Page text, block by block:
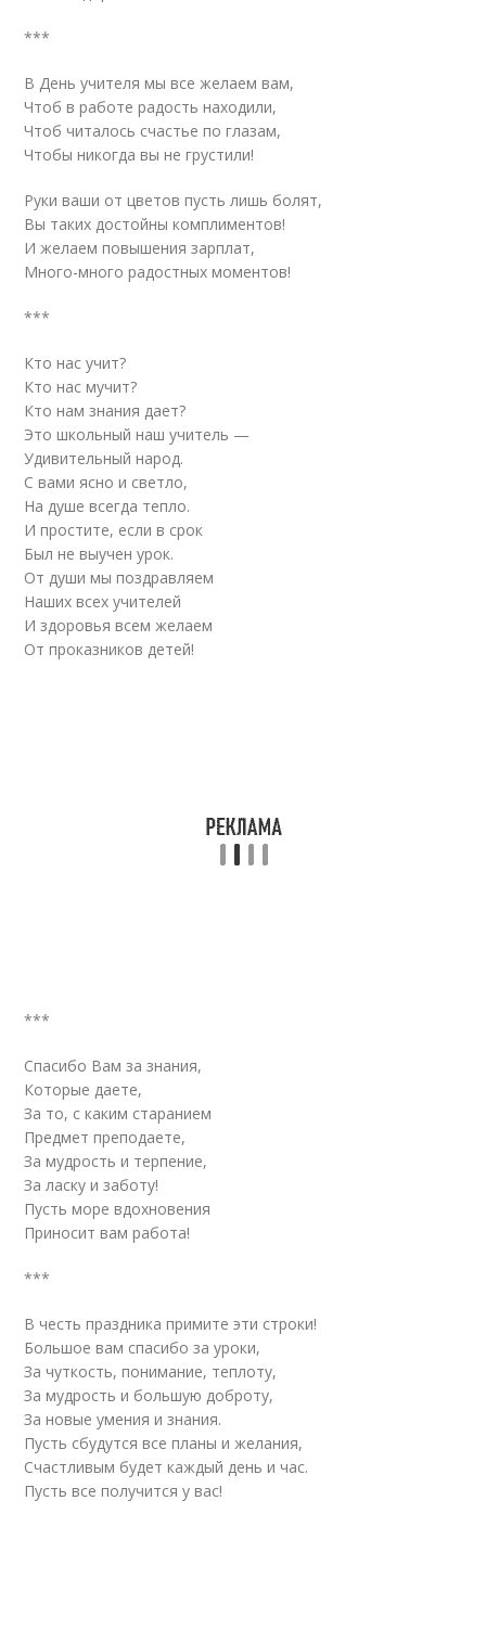
***
В День учителя мы все желаем вам,
Чтоб в работе радость находили,
Чтоб читалось счастье по глазам,
Чтобы никогда вы не грустили!
Руки ваши от цветов пусть лишь болят,
Вы таких достойны комплиментов!
И желаем повышения зарплат,
Много-много радостных моментов!
***
Кто нас учит?
Кто нас мучит?
Кто нам знания дает?
Это школьный наш учитель —
Удивительный народ.
С вами ясно и светло,
На душе всегда тепло.
И простите, если в срок
Был не выучен урок.
От души мы поздравляем
Наших всех учителей
И здоровья всем желаем
От проказников детей!
***
Спасибо Вам за знания,
Которые даете,
За то, с каким старанием
Предмет преподаете,
За мудрость и терпение,
За ласку и заботу!
Пусть море вдохновения
Приносит вам работа!
***
В честь праздника примите эти строки!
Большое вам спасибо за уроки,
За чуткость, понимание, теплоту,
За мудрость и большую доброту,
За новые умения и знания.
Пусть сбудутся все планы и желания,
Счастливым будет каждый день и час.
Пусть все получится у вас!